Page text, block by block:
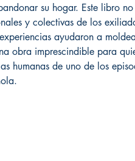
su hogar. Este libro
y colectivas de los
ayudaron a
obra imprescindible para
humanas de uno de los